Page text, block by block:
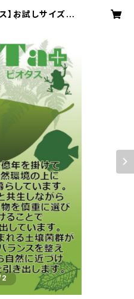
】お試しサイズ１